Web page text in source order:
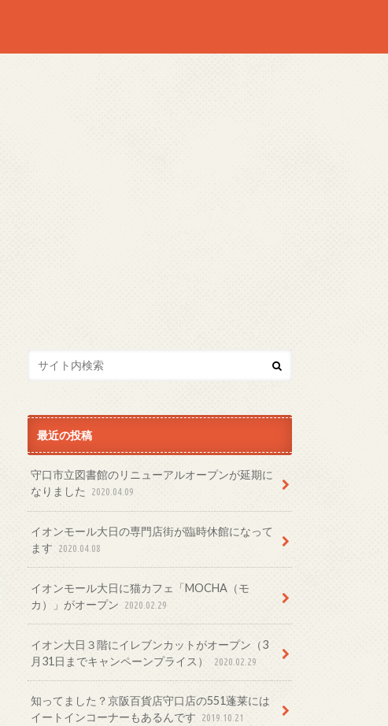
最近の投稿
守口市立図書館のリニューアルオープンが延期に
なりました
2020.04.09
イオンモール大日の専門店街が臨時休館になって
ます
2020.04.08
イオンモール大日に猫カフェ「MOCHA（モ
カ）」がオープン
2020.02.29
イオン大日３階にイレブンカットがオープン（3
月31日までキャンペーンプライス）
2020.02.29
知ってました？京阪百貨店守口店の551蓬莱には
イートインコーナーもあるんです
2019.10.21